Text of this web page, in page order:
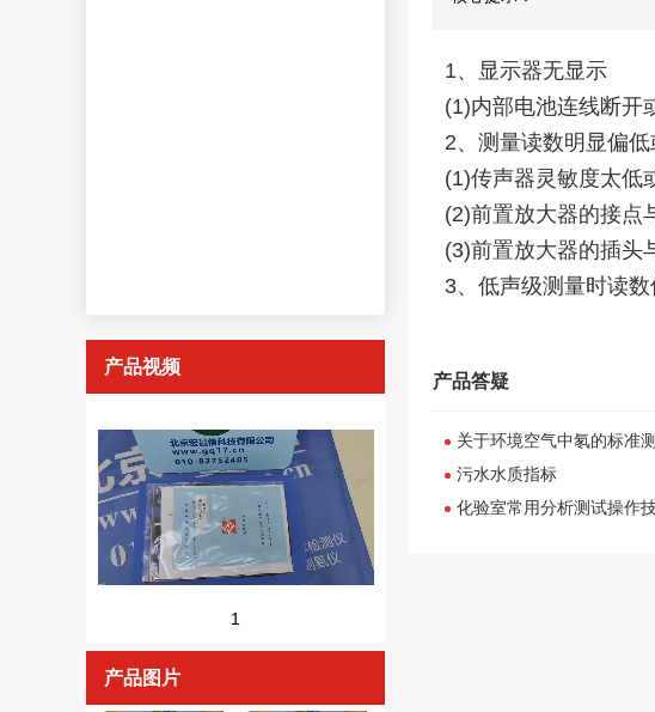
产品视频
1
产品图片
1、显示器无显示
(1)内部电池连线断开
2、测量读数明显偏低
(1)传声器灵敏度太低
(2)前置放大器的接点
(3)前置放大器的插头
3、低声级测 量时读数
产品答疑
关于环境空气中氡的标准
污水水质指标
化验室常用分析测试操作